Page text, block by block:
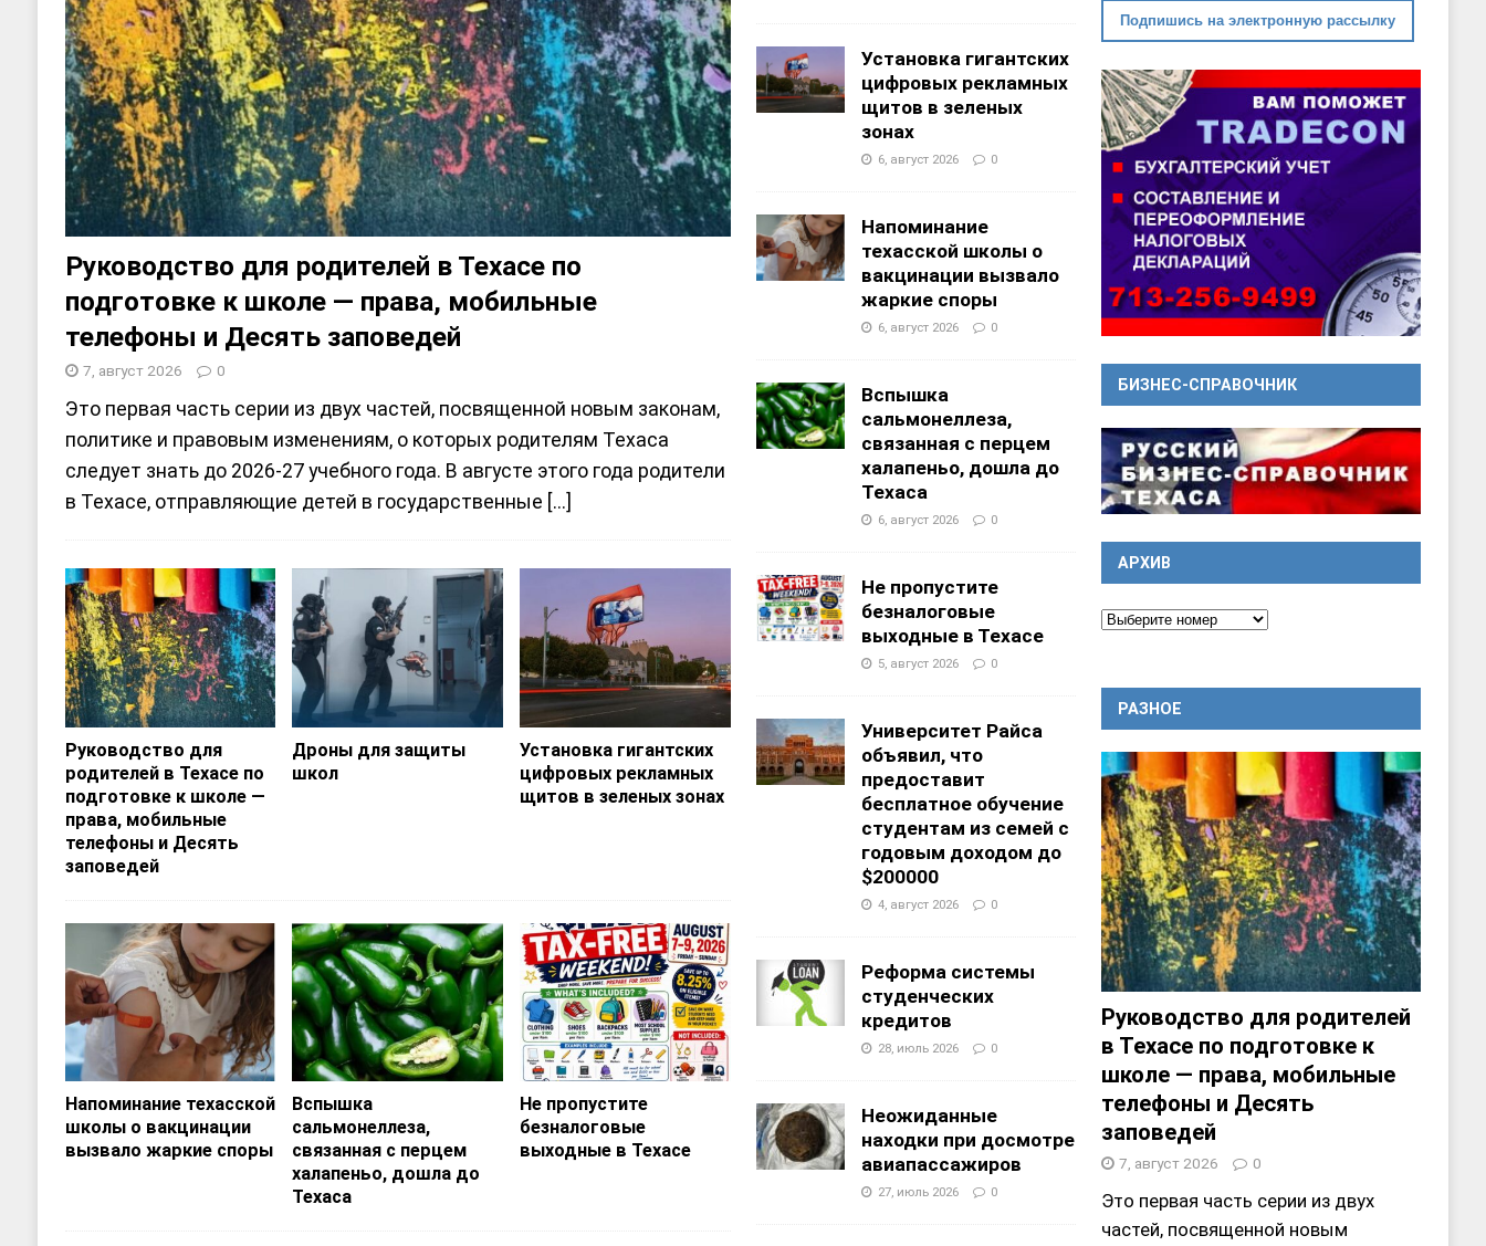
[ 20, август 2025 ] Alliance Fencing Academy ШКОЛЫ И ДЕТСКИЕ САДЫ
Руководство для родителей в Техасе по
подготовке к школе — права, мобильные
телефоны и Десять заповедей
7, август 2026 0
Это первая часть серии из двух частей, посвященной новым законам,
политике и правовым изменениям, о которых родителям Техаса
следует знать до 2026-27 учебного года. В августе этого года родители
в Техасе, отправляющие детей в государственные […]
Руководство для
родителей в Техасе по
подготовке к школе —
права, мобильные
телефоны и Десять
заповедей
Дроны для защиты
школ
Установка гигантских
цифровых рекламных
щитов в зеленых зонах
Напоминание техасской
школы о вакцинации
вызвало жаркие споры
Вспышка
сальмонеллеза,
связанная с перцем
халапеньо, дошла до
Техаса
Не пропустите
безналоговые
выходные в Техасе
Установка гигантских
цифровых рекламных
щитов в зеленых
зонах
6, август 2026 0
Напоминание
техасской школы о
вакцинации вызвало
жаркие споры
6, август 2026 0
Вспышка
сальмонеллеза,
связанная с перцем
халапеньо, дошла до
Техаса
6, август 2026 0
Не пропустите
безналоговые
выходные в Техасе
5, август 2026 0
Университет Райса
объявил, что
предоставит
бесплатное обучение
студентам из семей с
годовым доходом до
$200000
4, август 2026 0
Реформа системы
студенческих
кредитов
28, июль 2026 0
Неожиданные
находки при досмотре
авиапассажиров
27, июль 2026 0
Подпишись на электронную рассылку
БИЗНЕС-СПРАВОЧНИК
АРХИВ
РАЗНОЕ
Руководство для родителей
в Техасе по подготовке к
школе — права, мобильные
телефоны и Десять
заповедей
7, август 2026 0
Это первая часть серии из двух
частей, посвященной новым